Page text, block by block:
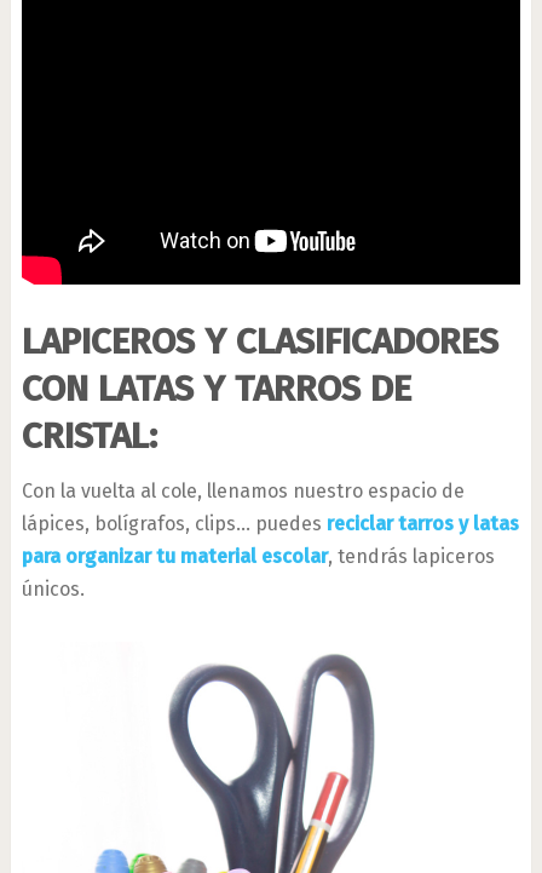
LAPICEROS Y CLASIFICADORES
CON LATAS Y TARROS DE
CRISTAL:
Con la vuelta al cole, llenamos nuestro espacio de
lápices, bolígrafos, clips… puedes reciclar tarros y latas
para organizar tu material escolar, tendrás lapiceros
únicos.